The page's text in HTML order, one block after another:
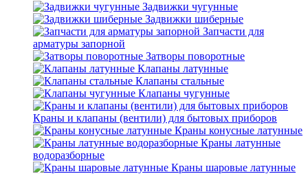
Задвижки чугунные
Задвижки шиберные
Запчасти для
арматуры запорной
Затворы поворотные
Клапаны латунные
Клапаны стальные
Клапаны чугунные
Краны и клапаны (вентили) для бытовых приборов
Краны конусные латунные
Краны латунные
водоразборные
Краны шаровые латунные